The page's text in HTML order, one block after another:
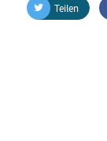
Teilen